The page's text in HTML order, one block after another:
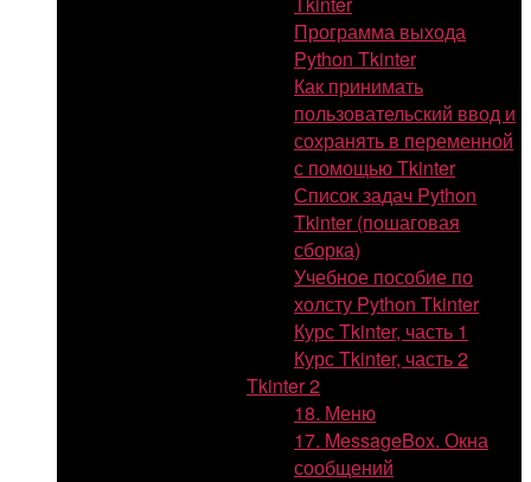
Программа выхода
Python Tkinter
Как принимать
пользовательский ввод и
сохранять в переменной
с помощью Tkinter
Список задач Python
Tkinter (пошаговая
сборка)
Учебное пособие по
холсту Python Tkinter
Курс Tkinter, часть 1
Курс Tkinter, часть 2
Tkinter 2
18. Меню
17. MessageBox. Окна
сообщений